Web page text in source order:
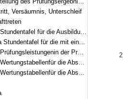
Versäumnis, Unterschleif
für die Ausbildung von Gymnastiklehrern im freien Beruf
Physiotherapeutenausbildung verbundene Ausbildung von Gymnastiklehrern im freien Beruf
Praxis des Wahlpflichtfaches „Sport und Freizeit“gemäß § 5 Abs. 2 Nr. 3.2 Buchst. a
die Abschlußprüfung im Leichtathletik
die Abschlußprüfung im Schwimmen